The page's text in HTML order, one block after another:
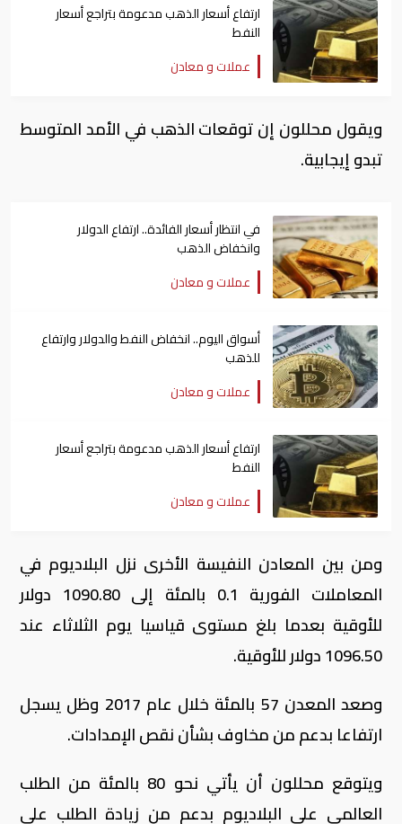
ارتفاع أسعار الذهب مدعومة بتراجع أسعار
النفط
عملات و معادن
ويقول محللون إن توقعات الذهب في الأمد المتوسط
تبدو إيجابية.
في انتظار أسعار الفائدة.. ارتفاع الدولار
وانخفاض الذهب
عملات و معادن
أسواق اليوم.. انخفاض النفط والدولار وارتفاع
للذهب
عملات و معادن
ارتفاع أسعار الذهب مدعومة بتراجع أسعار
النفط
عملات و معادن
ومن بين المعادن النفيسة الأخرى نزل البلاديوم في
المعاملات الفورية 0.1 بالمئة إلى 1090.80 دولار
للأوقية بعدما بلغ مستوى قياسيا يوم الثلاثاء عند
1096.50 دولار للأوقية.
وصعد المعدن 57 بالمئة خلال عام 2017 وظل يسجل
ارتفاعا بدعم من مخاوف بشأن نقص الإمدادات.
ويتوقع محللون أن يأتي نحو 80 بالمئة من الطلب
العالمي على البلاديوم بدعم من زيادة الطلب على